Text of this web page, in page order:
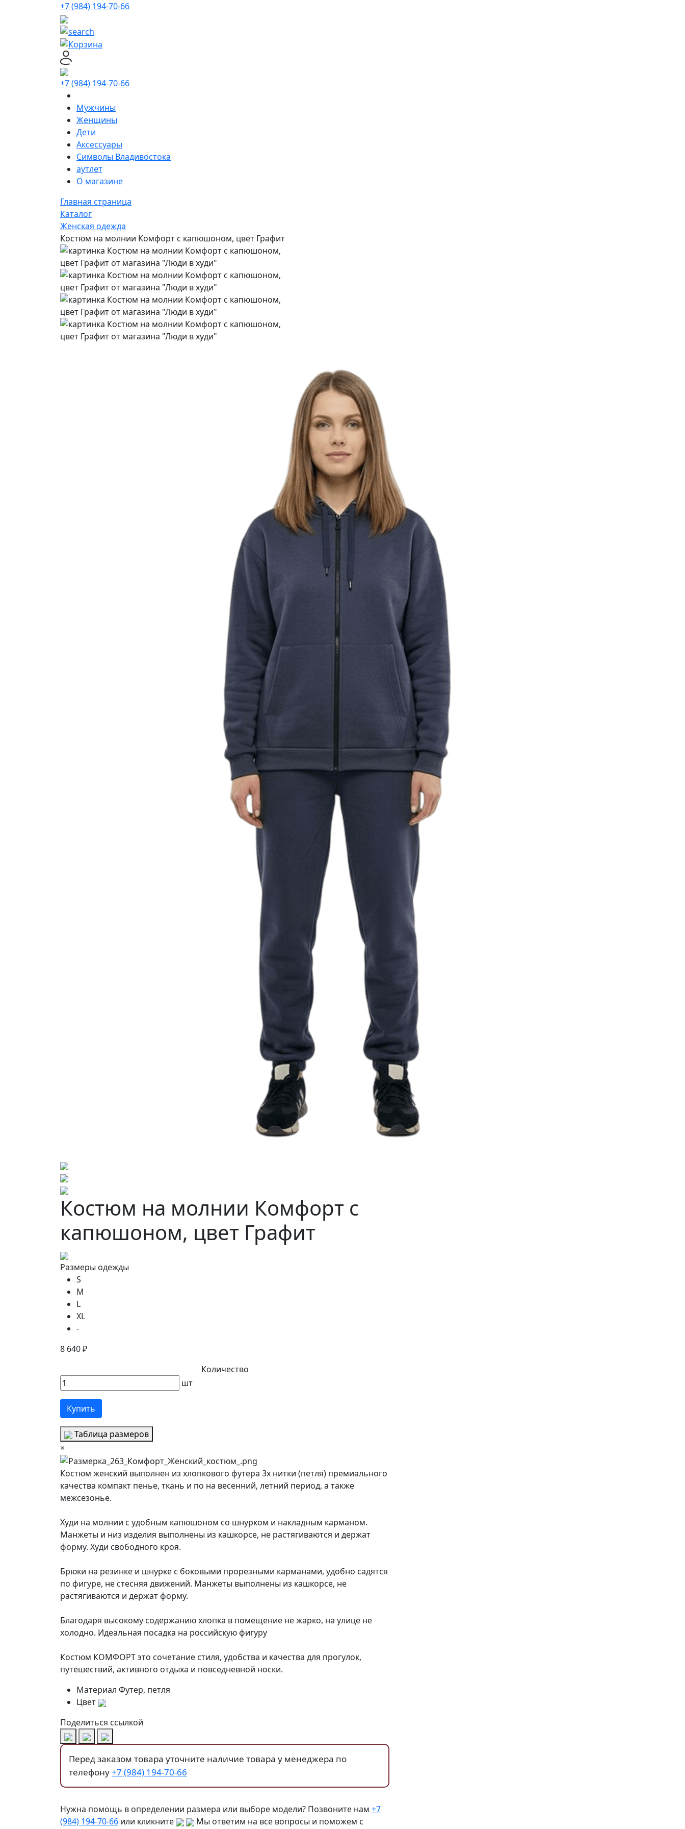
+7 (984) 194-70-66
+7 (984) 194-70-66
Мужчины
Женщины
Дети
Аксессуары
Символы Владивостока
аутлет
О магазине
Главная страница
Каталог
Женская одежда
Костюм на молнии Комфорт с капюшоном, цвет Графит
Костюм на молнии Комфорт с
капюшоном, цвет Графит
Размеры одежды
S
M
L
XL
-
8 640 ₽
Количество
шт
Купить
Таблица размеров
×
Костюм женский выполнен из хлопкового футера 3х нитки (петля) премиального
качества компакт пенье, ткань и по на весенний, летний период, а также
межсезонье.
Худи на молнии с удобным капюшоном со шнурком и накладным карманом.
Манжеты и низ изделия выполнены из кашкорсе, не растягиваются и держат
форму. Худи свободного кроя.
Брюки на резинке и шнурке с боковыми прорезными карманами, удобно садятся
по фигуре, не стесняя движений. Манжеты выполнены из кашкорсе, не
растягиваются и держат форму.
Благодаря высокому содержанию хлопка в помещение не жарко, на улице не
холодно. Идеальная посадка на российскую фигуру
Костюм КОМФОРТ это сочетание стиля, удобства и качества для прогулок,
путешествий, активного отдыха и повседневной носки.
Материал Футер, петля
Цвет
Поделиться ссылкой
Перед заказом товара уточните наличие товара у менеджера по
телефону+7 (984) 194-70-66
Нужна помощь в определении размера или выборе модели? Позвоните нам +7
(984) 194-70-66 или кликните
Мы ответим на все вопросы и поможем с